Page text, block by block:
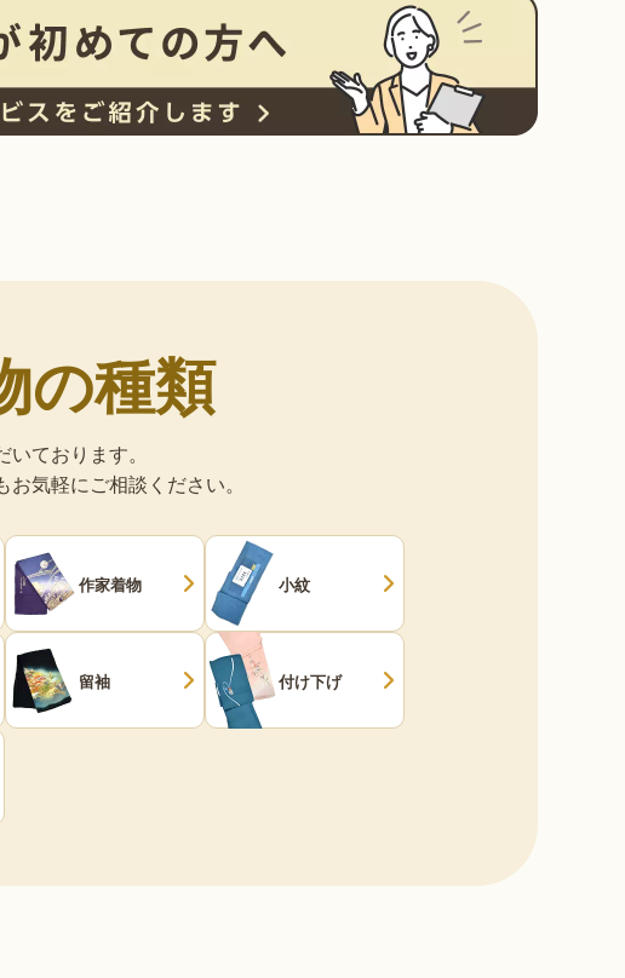
の種類
ております。
気軽にご相談ください。
作家着物 小紋
留袖 付け下げ